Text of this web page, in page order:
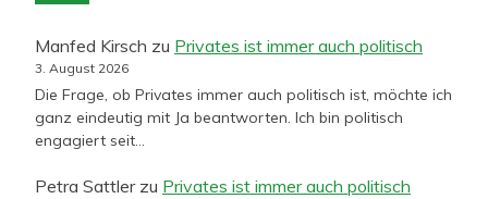
Manfed Kirsch zu Privates ist immer auch politisch
3. August 2026
Die Frage, ob Privates immer auch politisch ist, möchte ich
ganz eindeutig mit Ja beantworten. Ich bin politisch
engagiert seit…
Petra Sattlerzu Privates ist immer auch politisch